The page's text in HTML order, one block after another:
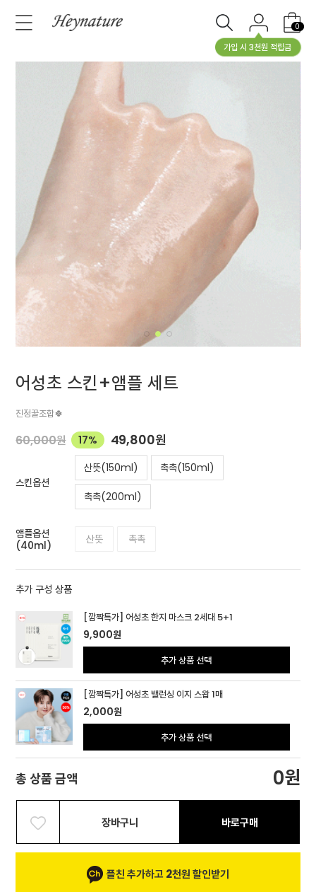
가입 시 3천원 적립금
0
어성초 스킨+앰플 세트
진정꿀조합🍀
60,000원 17% 49,800원
스킨옵션
산뜻(150ml) 촉촉(150ml)
촉촉(200ml)
앰플옵션
(40ml)
산뜻 촉촉
추가 구성 상품
[깜짝특가] 어성초 한지 마스크 2세대 5+1
9,900원
추가 상품 선택
[깜짝특가] 어성초 밸런싱 이지 스왑 1매
2,000원
추가 상품 선택
총 상품 금액 0원
장바구니 바로구매
플친 추가하고 2천원 할인받기